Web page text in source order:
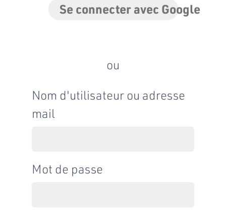
Se connecter avec Google
ou
Nom d'utilisateur ou adresse
mail
Mot de passe